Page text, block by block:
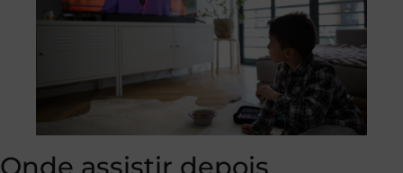
Onde assistir depois